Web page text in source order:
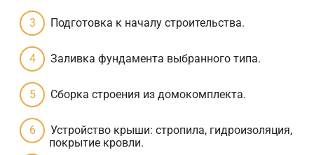
Подготовка к началу строительства.
Заливка фундамента выбранного типа.
Сборка строения из домокомплекта.
Устройство крыши: стропила, гидроизоляция,
покрытие кровли.